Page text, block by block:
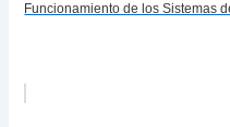
Funcionamiento de los Sistemas